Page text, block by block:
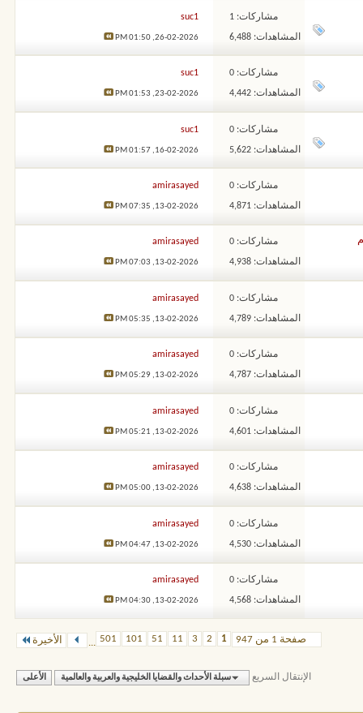
مشاركات: 1
المشاهدات: 6,488
suc1
26-02-2026,
01:50 PM
مشاركات: 0
المشاهدات: 4,442
suc1
23-02-2026,
01:53 PM
مشاركات: 0
المشاهدات: 5,622
suc1
16-02-2026,
01:57 PM
مشاركات: 0
المشاهدات: 4,871
amirasayed
13-02-2026,
07:35 PM
مشاركات: 0
المشاهدات: 4,938
amirasayed
13-02-2026,
07:03 PM
مشاركات: 0
المشاهدات: 4,789
amirasayed
13-02-2026,
05:35 PM
مشاركات: 0
المشاهدات: 4,787
amirasayed
13-02-2026,
05:29 PM
مشاركات: 0
المشاهدات: 4,601
amirasayed
13-02-2026,
05:21 PM
مشاركات: 0
المشاهدات: 4,638
amirasayed
13-02-2026,
05:00 PM
مشاركات: 0
المشاهدات: 4,530
amirasayed
13-02-2026,
04:47 PM
مشاركات: 0
المشاهدات: 4,568
amirasayed
13-02-2026,
04:30 PM
صفحة 1 من 947 1
2
3
11
51
101
501
... الأخيرة
الإنتقال السريع سبلة الأحداث والقضايا الخليجية والعربية والعالمية الأعلى